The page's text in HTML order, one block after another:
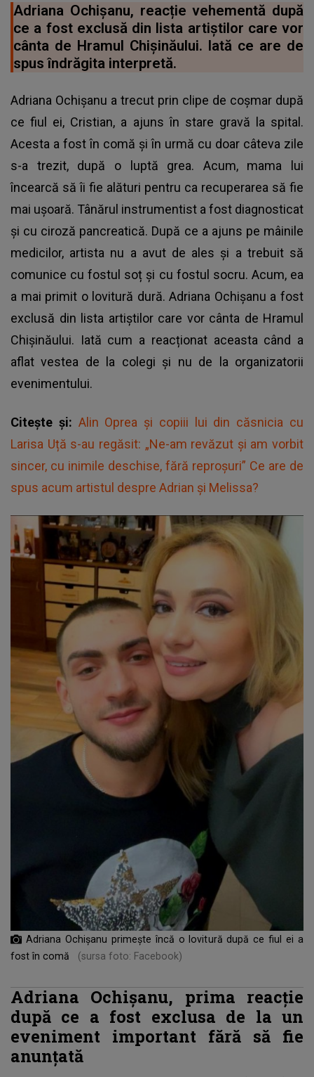
Adriana Ochișanu, reacție vehementă după
ce a fost exclusă din lista artiștilor care vor
cânta de Hramul Chișinăului. Iată ce are de
spus îndrăgita interpretă.
Adriana Ochișanu a trecut prin clipe de coșmar după
ce fiul ei, Cristian, a ajuns în stare gravă la spital.
Acesta a fost în comă și în urmă cu doar câteva zile
s-a trezit, după o luptă grea. Acum, mama lui
încearcă să îi fie alături pentru ca recuperarea să fie
mai ușoară. Tânărul instrumentist a fost diagnosticat
și cu ciroză pancreatică. După ce a ajuns pe mâinile
medicilor, artista nu a avut de ales și a trebuit să
comunice cu fostul soț și cu fostul socru. Acum, ea
a mai primit o lovitură dură. Adriana Ochișanu a fost
exclusă din lista artiștilor care vor cânta de Hramul
Chișinăului. Iată cum a reacționat aceasta când a
aflat vestea de la colegi și nu de la organizatorii
evenimentului.
Citește și: Alin Oprea și copiii lui din căsnicia cu
Larisa Uță s-au regăsit: „Ne-am revăzut și am vorbit
sincer, cu inimile deschise, fără reproșuri” Ce are de
spus acum artistul despre Adrian și Melissa?
Adriana Ochișanu primește încă o lovitură după ce fiul ei a
fost în comă
(sursa foto: Facebook)
Adriana Ochișanu, prima reacție
după ce a fost exclusa de la un
eveniment important fără să fie
anunțată